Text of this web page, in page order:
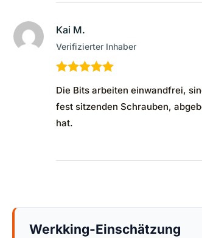
Kai M.
Verifizierter Inhaber
5von 5
Die Bits arbeiten einwandfrei,
fest sitzenden Schrauben,
hat.
Werkking-Einschätzung